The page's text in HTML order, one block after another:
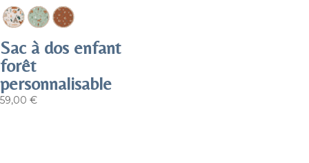
Sac à dos enfant
forêt
personnalisable
59,00 €